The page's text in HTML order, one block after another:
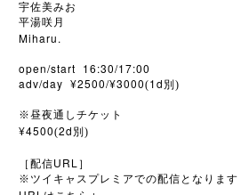
宇佐美みお
平湯咲月
Miharu.
open/start 16:30/17:00
adv/day ¥2500/¥3000(1d 別)
※昼夜通しチケット
¥4500(2d 別)
［配信URL ］
※ ツイキャスプレミアでの配信となります